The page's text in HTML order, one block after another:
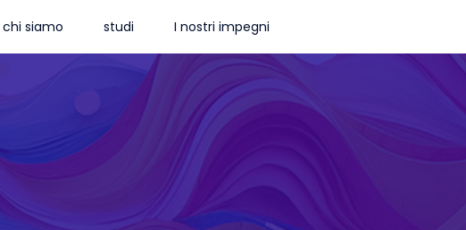
chi siamo studi I nostri impegni